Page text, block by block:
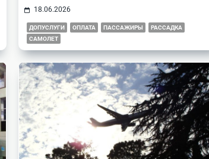
18.06.2026
ДОПУСЛУГИ ОПЛАТА ПАССАЖИРЫ
РАССАДКА
САМОЛЕТ